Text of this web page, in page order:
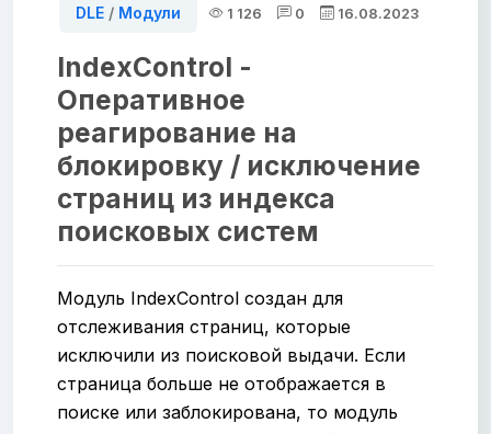
DLE / Модули 1 126 0 16.08.2023
IndexControl -
Оперативное
реагирование на
блокировку / исключение
страниц из индекса
поисковых систем
Модуль IndexControl создан для
отслеживания страниц, которые
исключили из поисковой выдачи. Если
страница больше не отображается в
поиске или заблокирована, то модуль